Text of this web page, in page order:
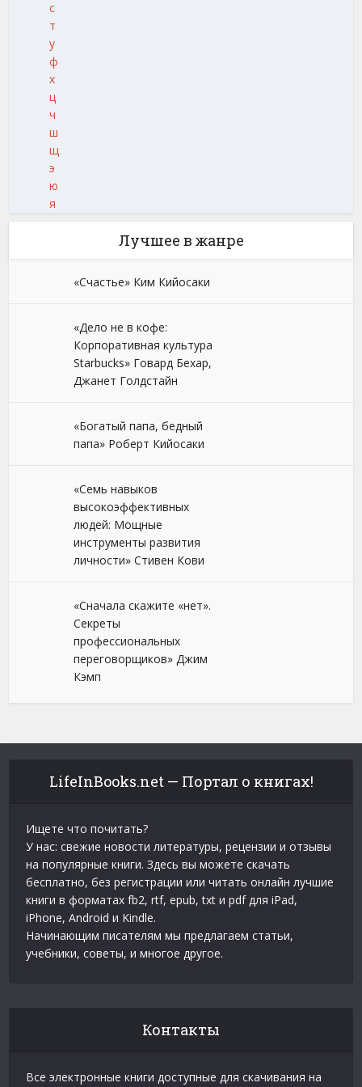
с
т
у
ф
х
ц
ч
ш
щ
э
ю
я
Лучшее в жанре
«Счастье» Ким Кийосаки
«Дело не в кофе:
Корпоративная культура
Starbucks» Говард Бехар,
Джанет Голдстайн
«Богатый папа, бедный
папа» Роберт Кийосаки
«Семь навыков
высокоэффективных
людей: Мощные
инструменты развития
личности» Стивен Кови
«Сначала скажите «нет».
Секреты
профессиональных
переговорщиков» Джим
Кэмп
LifeInBooks.net — Портал о книгах!
Ищете что почитать?
У нас: свежие новости литературы, рецензии и отзывы
на популярные книги. Здесь вы можете скачать
бесплатно, без регистрации или читать онлайн лучшие
книги в форматах fb2, rtf, epub, txt и pdf для iPad,
iPhone, Android и Kindle.
Начинающим писателям мы предлагаем статьи,
учебники, советы, и многое другое.
Контакты
Все электронные книги доступные для скачивания на